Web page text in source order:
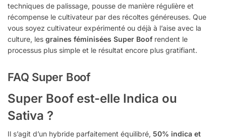
techniques de palissage, pousse de manière régulière et
récompense le cultivateur par des récoltes généreuses. Que
vous soyez cultivateur expérimenté ou déjà à l’aise avec la
culture, les graines féminisées Super Boof rendent le
processus plus simple et le résultat encore plus gratifiant.
FAQ Super Boof
Super Boof est-elle Indica ou
Sativa ?
Il s’agit d’un hybride parfaitement équilibré, 50% indica et